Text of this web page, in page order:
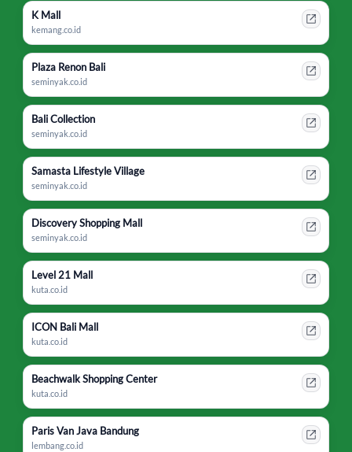
K Mall
kemang.co.id
Plaza Renon Bali
seminyak.co.id
Bali Collection
seminyak.co.id
Samasta Lifestyle Village
seminyak.co.id
Discovery Shopping Mall
seminyak.co.id
Level 21 Mall
kuta.co.id
ICON Bali Mall
kuta.co.id
Beachwalk Shopping Center
kuta.co.id
Paris Van Java Bandung
lembang.co.id